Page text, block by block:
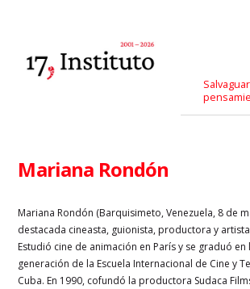
Mariana Rondón
Mariana Rondón (Barquisimeto, Venezuela, 8 de
destacada cineasta, guionista, productora y
Estudió cine de animación en París y se graduó
generación de la Escuela Internacional de Cine y
Cuba. En 1990, cofundó la productora Sudaca